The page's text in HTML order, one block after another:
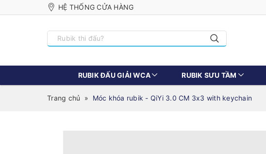
HỆ THỐNG CỬA HÀNG
RUBIK ĐẤU GIẢI WCA RUBIK SƯU TẦM
Trang chủ » Móc khóa rubik - QiYi 3.0 CM 3x3 with keychain